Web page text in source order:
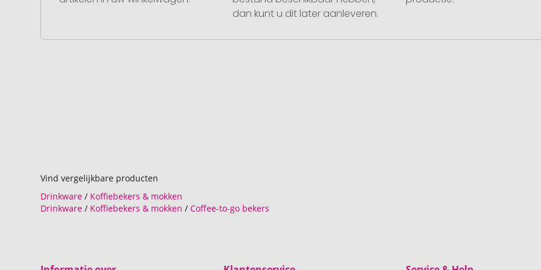
dan kunt u dit later aanleveren.
Vind vergelijkbare producten
Drinkware / Koffiebekers & mokken
Drinkware / Koffiebekers & mokken /Coffee-to-go bekers